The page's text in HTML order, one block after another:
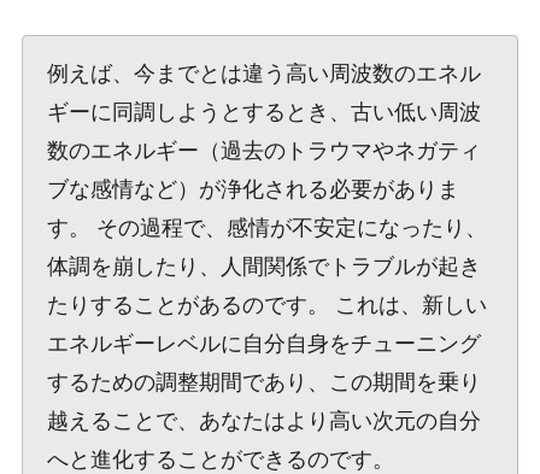
例えば、今までとは違う高い周波数のエネル
ギーに同調しようとするとき、古い低い周波
数のエネルギー（過去のトラウマやネガティ
ブな感情など）が浄化される必要がありま
す。 その過程で、感情が不安定になったり、
体調を崩したり、人間関係でトラブルが起き
たりすることがあるのです。 これは、新しい
エネルギーレベルに自分自身をチューニング
するための調整期間であり、この期間を乗り
越えることで、あなたはより高い次元の自分
へと進化することができるのです。